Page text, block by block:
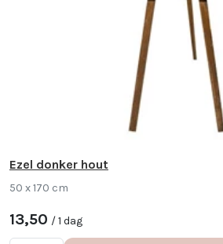
Ezel donker hout
50 x 170 cm
13,50 / 1 dag